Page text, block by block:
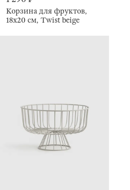
Корзина для фруктов,
18х20 см, Twist beige